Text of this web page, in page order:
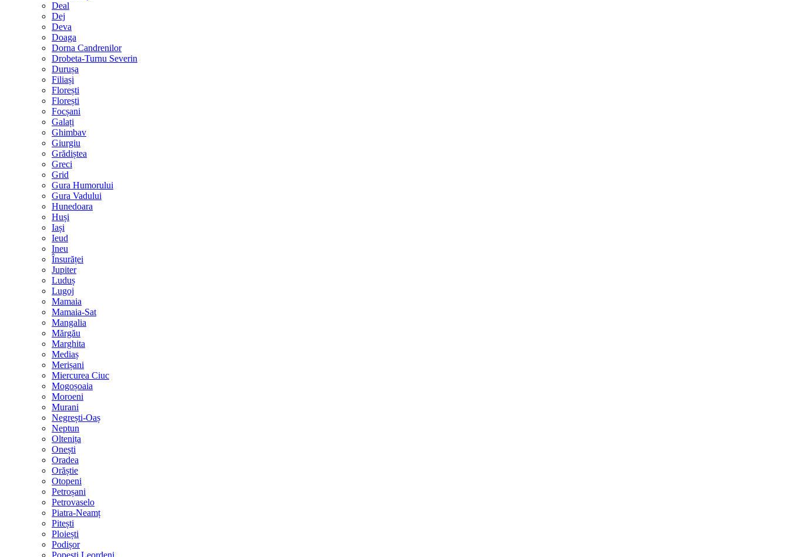
Deal
Dej
Deva
Doaga
Dorna Candrenilor
Drobeta-Turnu Severin
Durușa
Filiași
Florești
Florești
Focșani
Galați
Ghimbav
Giurgiu
Grădiștea
Greci
Grid
Gura Humorului
Gura Vadului
Hunedoara
Huși
Iași
Ieud
Ineu
Însurăței
Jupiter
Luduș
Lugoj
Mamaia
Mamaia-Sat
Mangalia
Mărgău
Marghita
Mediaș
Merișani
Miercurea Ciuc
Mogoșoaia
Moroeni
Murani
Negrești-Oaș
Neptun
Oltenița
Onești
Oradea
Orăștie
Otopeni
Petroșani
Petrovaselo
Piatra-Neamț
Pitești
Ploiești
Podișor
Popești Leordeni